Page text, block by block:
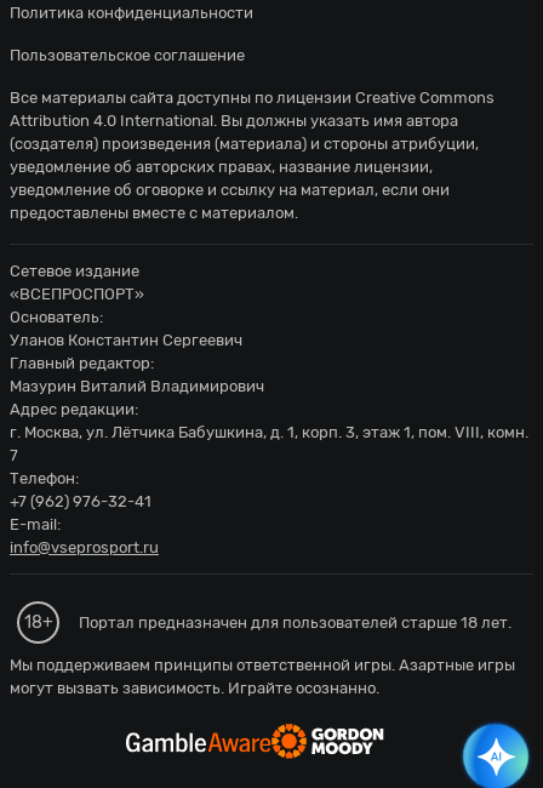
Политика конфиденциальности
Пользовательское соглашение
Все материалы сайта доступны по лицензии Creative Commons
Attribution 4.0 International . Вы должны указать имя автора
(создателя) произведения (материала) и стороны атрибуции,
уведомление об авторских правах, название лицензии,
уведомление об оговорке и ссылку на материал, если они
предоставлены вместе с материалом.
Сетевое издание
«ВСЕПРОСПОРТ»
Основатель:
Уланов Константин Сергеевич
Главный редактор:
Мазурин Виталий Владимирович
Адрес редакции:
г. Москва, ул. Лётчика Бабушкина, д. 1, корп. 3, этаж 1, пом. VIII, комн.
7
Телефон:
+7 (962) 976-32-41
E-mail:
info@vseprosport.ru
18+ Портал предназначен для пользователей старше 18 лет.
Мы поддерживаем принципы ответственной игры. Азартные игры
могут вызвать зависимость. Играйте осознанно.